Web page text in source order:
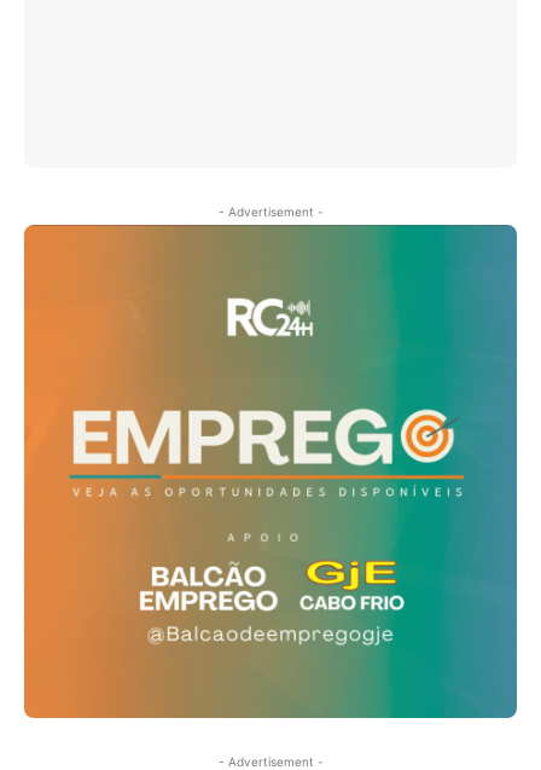
- Advertisement -
- Advertisement -